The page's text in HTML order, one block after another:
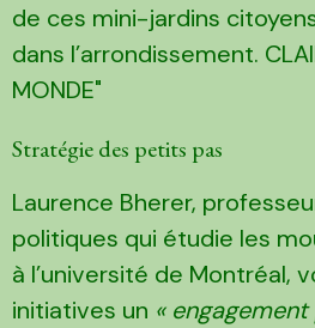
de ces mini-jardins
dans l’arrondissement.
MONDE"
Stratégie des petits pas
Laurence Bherer,
politiques qui étudie les
à l’université de Montréal,
initiatives un «